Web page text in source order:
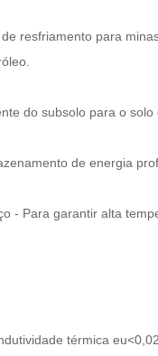
resfriamento para
do subsolo para o
de energia
- Para garantir alta
térmica eu